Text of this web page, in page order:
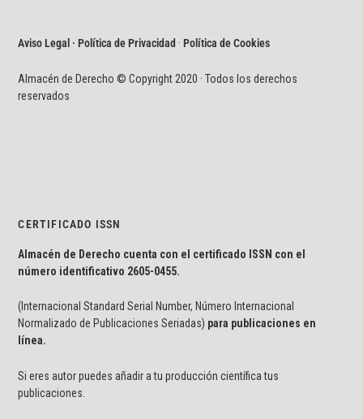
Aviso Legal · Política de Privacidad ·Política de Cookies
Almacén de Derecho © Copyright 2020 · Todos los derechos
reservados
CERTIFICADO ISSN
Almacén de Derecho cuenta con el certificado ISSN con el
número identificativo 2605-0455.
(Internacional Standard Serial Number, Número Internacional
Normalizado de Publicaciones Seriadas) para publicaciones en
línea.
Si eres autor puedes añadir a tu producción científica tus
publicaciones.